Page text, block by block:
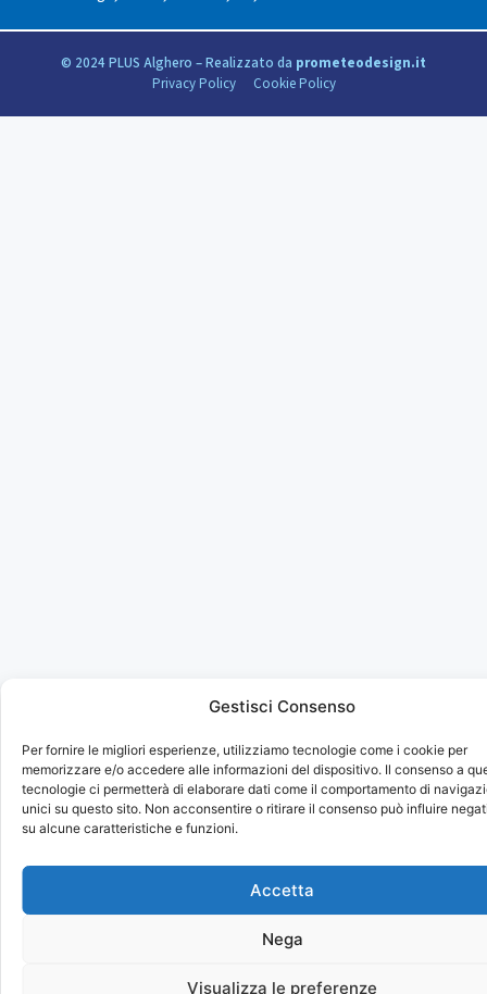
Gestisci Consenso
Per fornire le migliori esperienze, utilizziamo tecnologie come i cookie per
memorizzare e/o accedere alle informazioni del dispositivo. Il consenso a
tecnologie ci permetterà di elaborare dati come il comportamento di
unici su questo sito. Non acconsentire o ritirare il consenso può influire
su alcune caratteristiche e funzioni.
Accetta
Nega
Visualizza le preferenze
© 2024 PLUS Alghero – Realizzato da prometeodesign.it
Privacy Policy
Cookie Policy